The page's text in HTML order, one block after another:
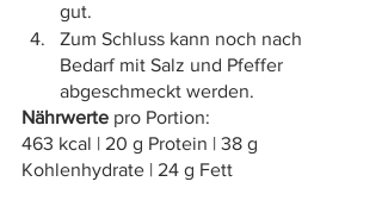
gut.
Zum Schluss kann noch nach
Bedarf mit Salz und Pfeffer
abgeschmeckt werden.
Nährwerte pro Portion:
463 kcal | 20 g Protein | 38 g
Kohlenhydrate | 24 g Fett